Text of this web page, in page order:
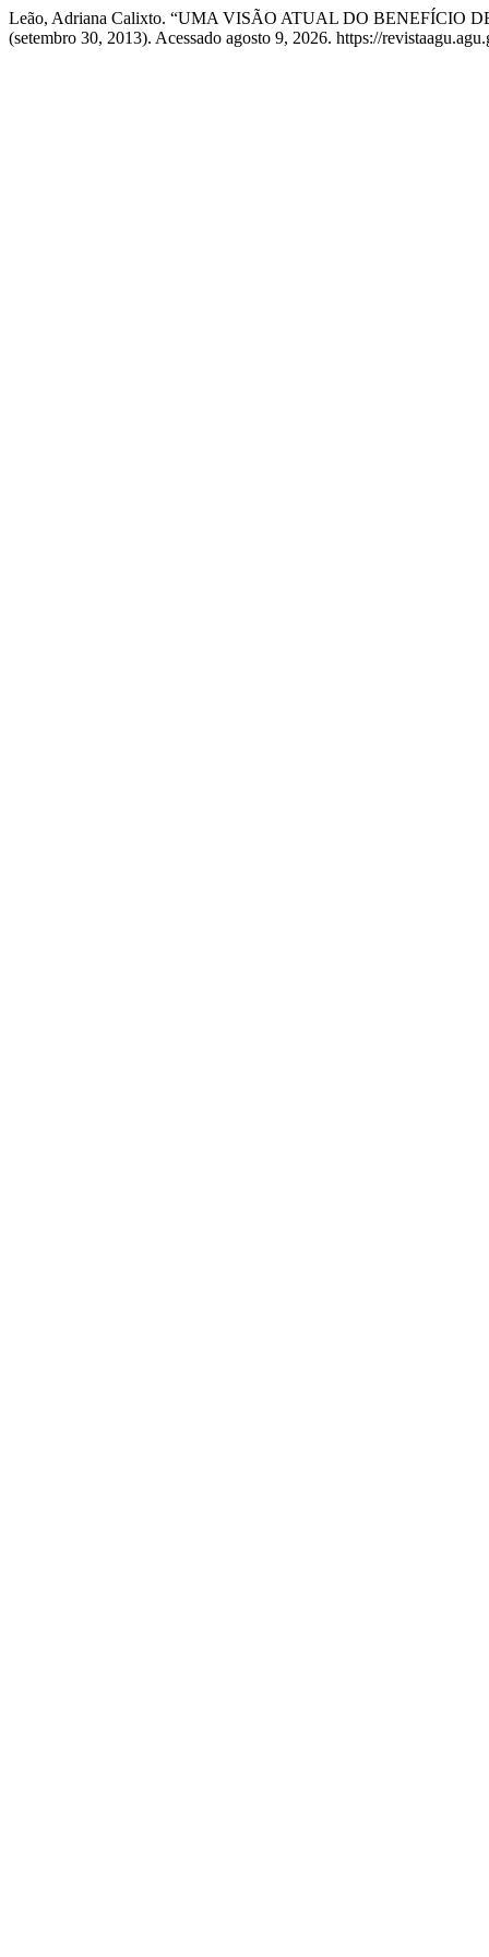
Leão, Adriana Calixto. “UMA VISÃO ATUAL DO BENEFÍCIO
(setembro 30, 2013). Acessado agosto 9, 2026. https://